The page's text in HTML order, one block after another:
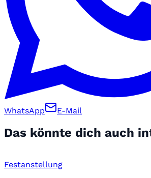
WhatsApp E-Mail
Das könnte dich auch
Festanstellung